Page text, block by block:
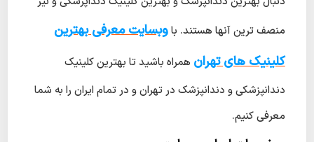
منصف ترین آنها هستند. باوبسایت معرفی بهترین
کلینیک های تهران همراه باشید تا بهترین کلینیک
دندانپزشکی و دندانپزشک در تهران و در تمام ایران را به شما
معرفی کنیم.